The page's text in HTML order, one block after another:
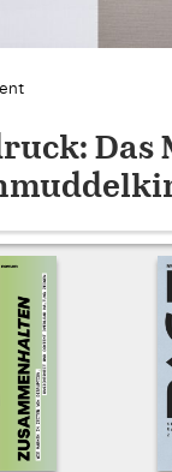
Das